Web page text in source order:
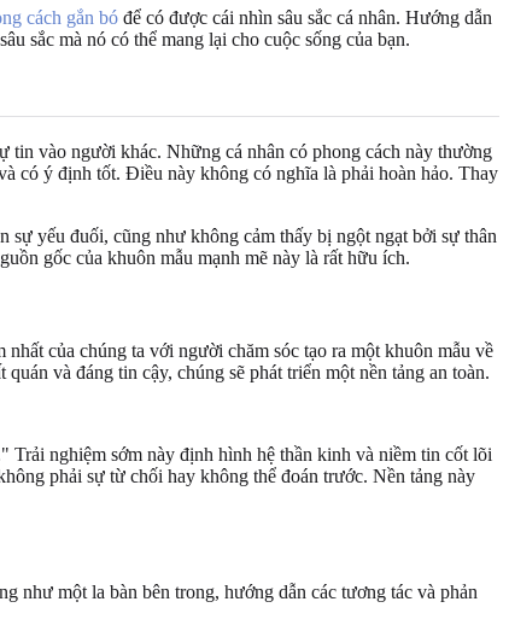
cách gắn bó để có được cái nhìn sâu sắc cá nhân. Hướng dẫn
sắc mà nó có thể mang lại cho cuộc sống của bạn.
vào người khác. Những cá nhân có phong cách này thường
có ý định tốt. Điều này không có nghĩa là phải hoàn hảo. Thay
yếu đuối, cũng như không cảm thấy bị ngột ngạt bởi sự thân
gốc của khuôn mẫu mạnh mẽ này là rất hữu ích.
của chúng ta với người chăm sóc tạo ra một khuôn mẫu về
và đáng tin cậy, chúng sẽ phát triển một nền tảng an toàn.
Trải nghiệm sớm này định hình hệ thần kinh và niềm tin cốt lõi
phải sự từ chối hay không thể đoán trước. Nền tảng này
như một la bàn bên trong, hướng dẫn các tương tác và phản